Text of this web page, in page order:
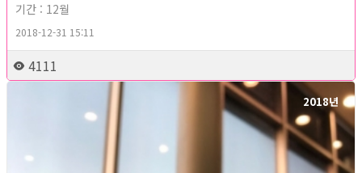
기간 : 12월
2018-12-31 15:11
4111
2018년